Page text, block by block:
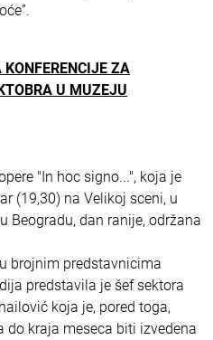
ZA
U MUZEJU
"In hoc signo...", koja je
(19,30) na Velikoj sceni, u
Beogradu, dan ranije, održana
brojnim predstavnicima
predstavila je šef sektora
koja je, pored toga,
do kraja meseca biti izvedena